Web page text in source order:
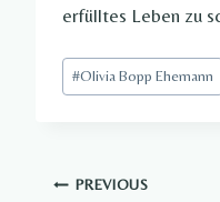
erfülltes Leben zu
Post
Tags:
#Olivia Bopp Ehemann​
Post
PREVIOUS